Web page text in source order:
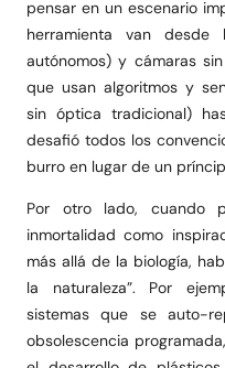
pensar en un escenario
herramienta van
autónomos) y cámaras
que usan algoritmos y
sin óptica tradicional)
desafió todos los
burro en lugar de un
Por otro lado, cuando
inmortalidad como
más allá de la biología,
la naturaleza”. Por
sistemas que se auto-
obsolescencia